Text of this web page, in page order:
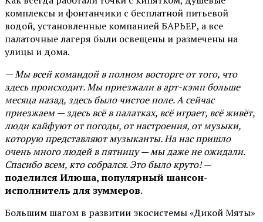
комплексы и фонтанчики с бесплатной питьевой
водой, установленные компанией БАРЬЕР, а все
палаточные лагеря были освещены и размечены на
улицы и дома.
— Мы всей командой в полном восторге от того, что
здесь происходит. Мы приезжали в арт-кэмп больше
месяца назад, здесь было чистое поле. А сейчас
приезжаем — здесь всё в палатках, всё играет, всё живёт,
люди кайфуют от погоды, от настроения, от музыки,
которую представляют музыканты. На нас пришло
очень много людей в пятницу — мы даже не ожидали.
Спасибо всем, кто собрался. Это было круто!—
поделился Илюша, популярный шансон-
исполнитель для зуммеров.
Большим шагом в развитии экосистемы «Дикой Мяты»